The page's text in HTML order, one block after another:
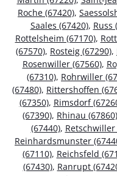
Roche (67420),
Saales (67420), Russ
Rottelsheim (67170),
(67570), Rosteig (67290),
Rosenwiller (67560),
(67310), Rohrwiller
(67480), Rittershoffen
(67350), Rimsdorf
(67390), Rhinau (67860)
(67440), Retschwiller
Reinhardsmunster
(67110), Reichsfeld
(67430), Ranrupt